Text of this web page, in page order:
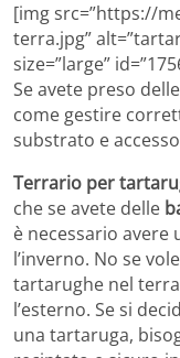
[img src=”https://
terra.jpg”
size=”large”
Se avete preso
come gestire
substrato e
Terrario per
che se avete delle
è necessario
l’inverno. No se
tartarughe nel
l’esterno. Se si
una tartaruga,